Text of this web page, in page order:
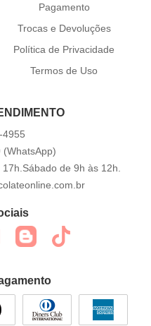
Pagamento
Trocas e Devoluções
Política de Privacidade
Termos de Uso
4955
(WhatsApp)
de 9h às 12h.